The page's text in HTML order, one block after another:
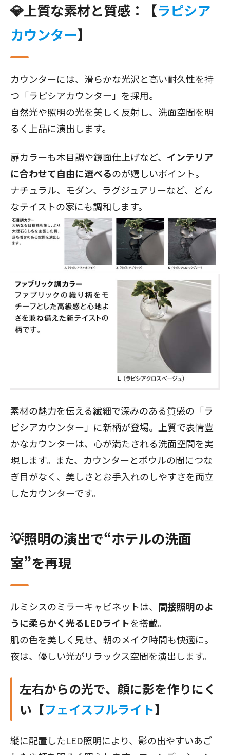
💎上質な素材と質感：【ラピシア
カウンター】
カウンターには、滑らかな光沢と高い耐久性を持
つ「ラピシアカウンター」を採用。
自然光や照明の光を美しく反射し、洗面空間を明
るく上品に演出します。
扉カラーも木目調や鏡面仕上げなど、 インテリア
に合わせて自由に選べるのが嬉しいポイント。
ナチュラル、モダン、ラグジュアリーなど、どん
なテイストの家にも調和します。
素材の魅力を伝える繊細で深みのある質感の「ラ
ピシアカウンター」に新柄が登場。上質で表情豊
かなカウンターは、心が満たされる洗面空間を実
現します。また、カウンターとボウルの間につな
ぎ目がなく、美しさとお手入れのしやすさを両立
したカウンターです。
💡照明の演出で“ホテルの洗面
室”を再現
ルミシスのミラーキャビネットは、 間接照明のよ
うに柔らかく光るLEDライトを搭載。
肌の色を美しく見せ、朝のメイク時間も快適に。
夜は、優しい光がリラックス空間を演出します。
左右からの光で、顔に影を作りにく
い【フェイスフルライト】
縦に配置したLED照明により、影の出やすいあご